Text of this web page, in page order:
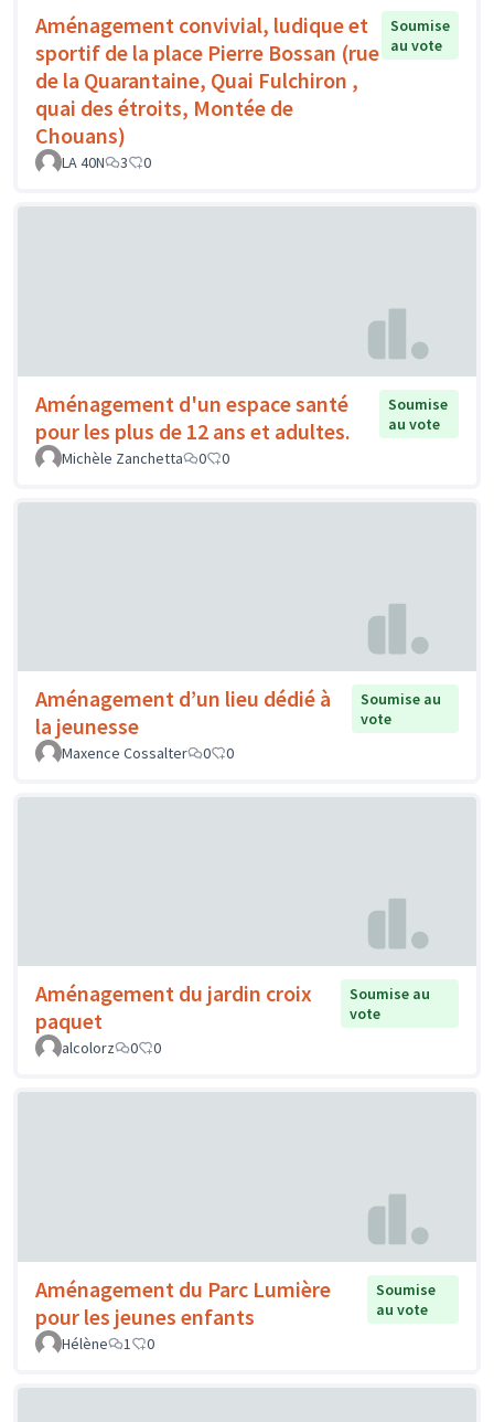
Aménagement convivial, ludique et
sportif de la place Pierre Bossan (rue
de la Quarantaine, Quai Fulchiron ,
quai des étroits, Montée de
Chouans)
Soumise
au vote
LA 40N 3 0
Aménagement d'un espace santé
pour les plus de 12 ans et adultes.
Soumise
au vote
Michèle Zanchetta
0 0
Aménagement d’un lieu dédié à
la jeunesse
Soumise au
vote
Maxence Cossalter
0 0
Aménagement du jardin croix
paquet
Soumise au
vote
alcolorz
0 0
Aménagement du Parc Lumière
pour les jeunes enfants
Soumise
au vote
Hélène
1 0